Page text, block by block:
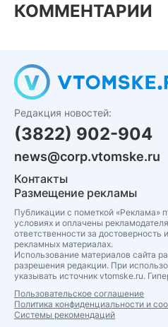
КОММЕНТАРИИ
Редакция новостей:
(3822) 902-904
news@corp.vtomske.ru
Контакты
Размещение рекламы
Публикации с пометкой «Реклама»
условиях и оплачены
ответственности за
рекламных материалах.
Использование материалов сайта
разрешения редакции. При
указывать источник vtomske.ru.
Пользовательское соглашение
Политика конфиденциальности и
Системы рекомендаций